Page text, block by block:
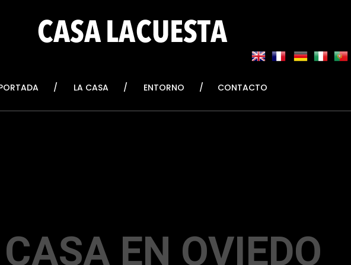
LA CASA ENTORNO CONTACTO
EN OVIEDO